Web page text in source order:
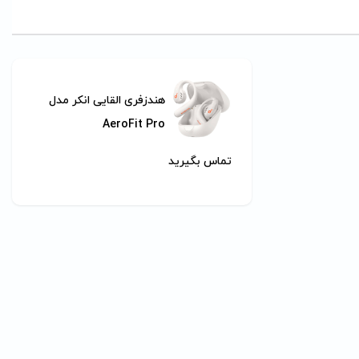
هندزفری القایی انکر مدل
AeroFit Pro
تماس بگیرید